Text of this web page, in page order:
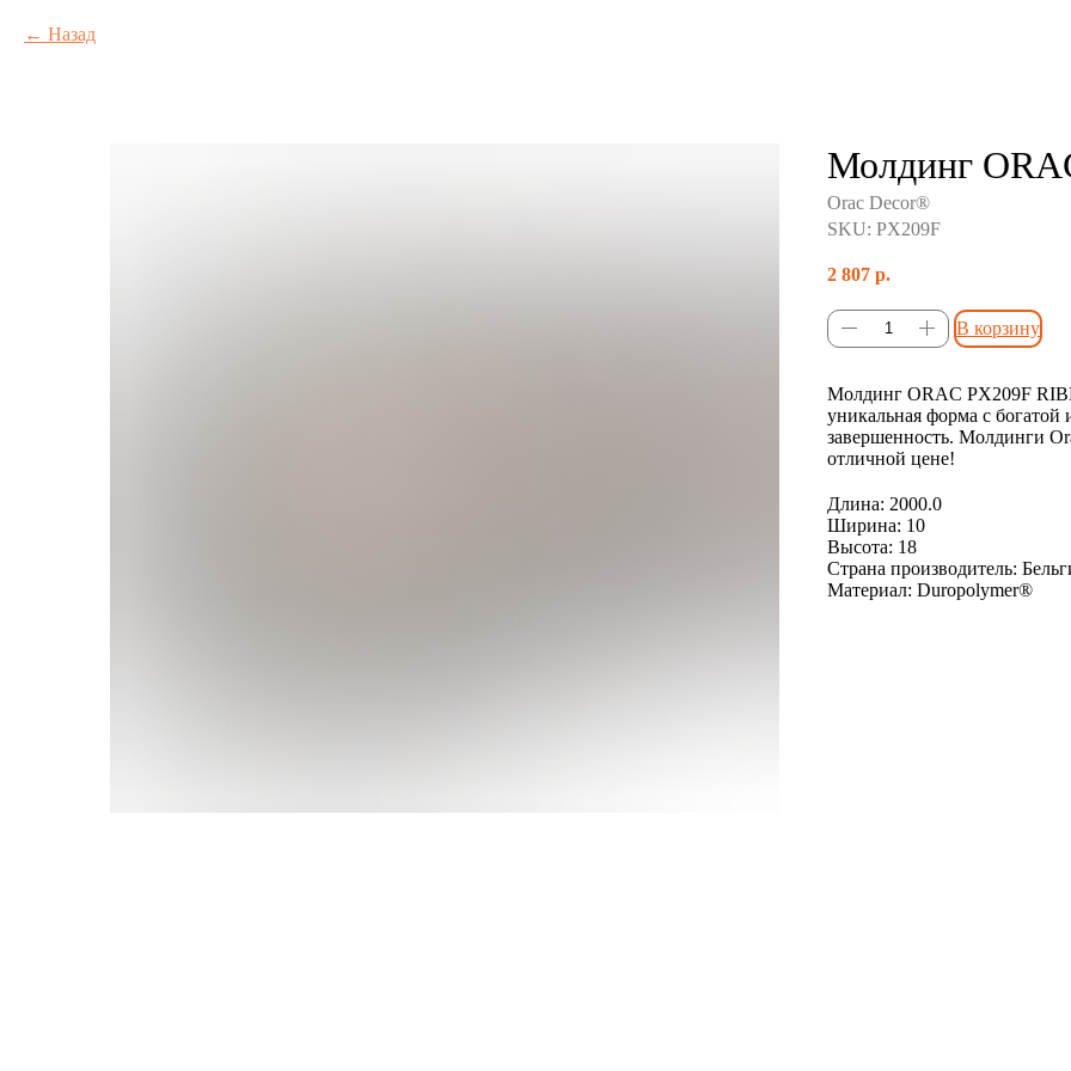
Назад
Молдинг
Orac Decor®
SKU: PX209F
2 807 р.
В корзину
Молдинг ORAC PX209F
уникальная форма с богатой
завершенность. Молдинги
отличной цене!
Длина: 2000.0
Ширина: 10
Высота: 18
Страна производитель:
Материал: Duropolymer® ‎